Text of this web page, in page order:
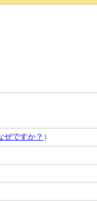
ぜですか？ ）